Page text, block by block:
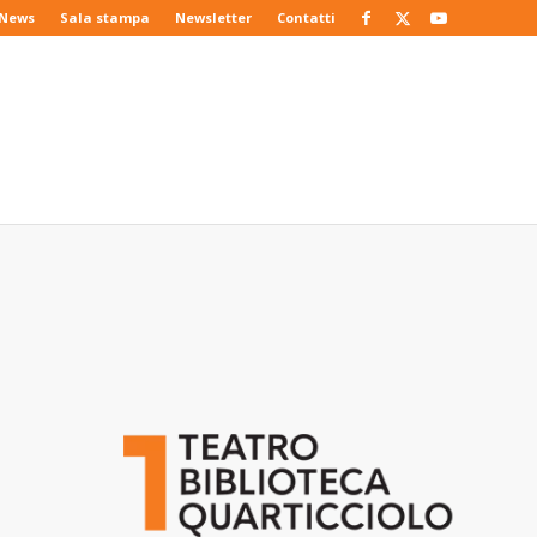
Sala stampa Newsletter Contatti